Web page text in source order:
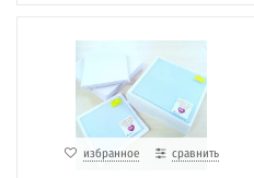
избранное сравнить